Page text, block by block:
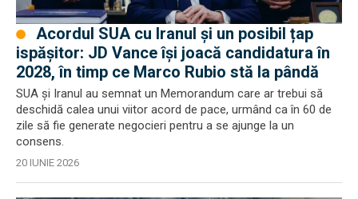
ispășitor: JD Vance își joacă candidatura în
2028, în timp ce Marco Rubio stă la pândă
SUA și Iranul au semnat un Memorandum care ar trebui să
deschidă calea unui viitor acord de pace, urmând ca în 60 de
zile să fie generate negocieri pentru a se ajunge la un
consens.
20 IUNIE 2026